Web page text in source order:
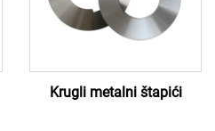
Krugli metalni štapići